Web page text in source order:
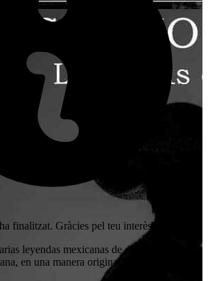
finalitzat. Gràcies pel teu interès!
leyendas mexicanas de diferentes estados
en una manera original a través del teatro.